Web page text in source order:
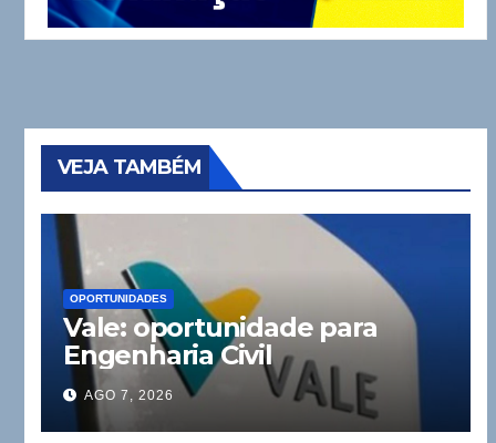
VEJA TAMBÉM
OPORTUNIDADES
Vale: oportunidade para
Engenharia Civil
AGO 7, 2026